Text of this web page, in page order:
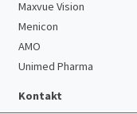
Maxvue Vision
Menicon
AMO
Unimed Pharma
Kontakt